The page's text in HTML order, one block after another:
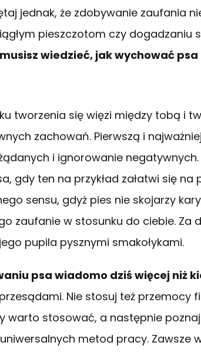
jednak, że zdobywanie zaufania
pieszczotom czy dogadzaniu
wiedzieć, jak wychować
tworzenia się więzi między tobą i
zachowań. Pierwszą i
i ignorowanie
gdy ten na przykład załatwi się na
sensu, gdyż pies nie skojarzy
zaufanie w stosunku do ciebie. Za
pupila pysznymi smakołykami.
psa wiadomo dziś więcej niż
Nie stosuj też przemocy
warto stosować, a następnie
metod pracy. Zawsze